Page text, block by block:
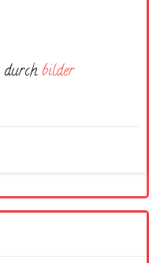
durch bilder